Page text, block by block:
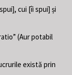
cui [îi spui] și
(Aur potabil
există prin